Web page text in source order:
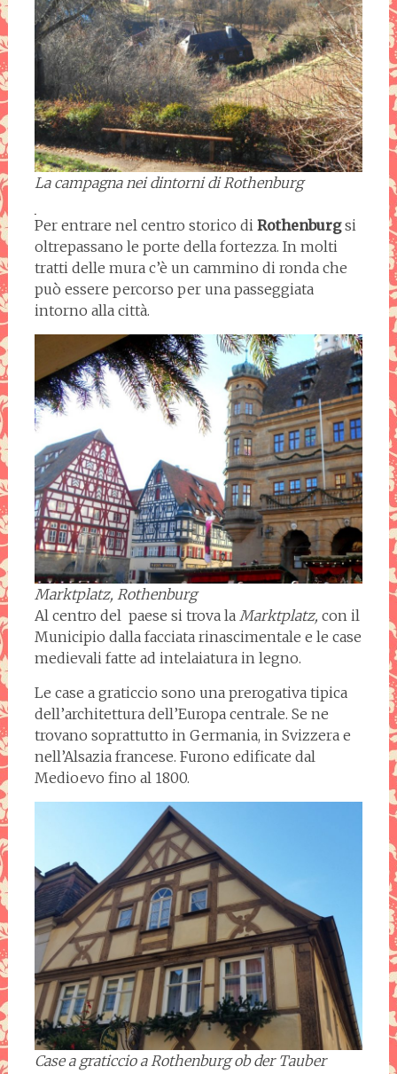
La campagna nei dintorni di Rothenburg
Per entrare nel centro storico di Rothenburgsi
oltrepassano le porte della fortezza. In molti
tratti delle mura c’è un cammino di ronda che
può essere percorso per una passeggiata
intorno alla città.
Marktplatz, Rothenburg
Al centro del paese si trova la Marktplatz, con il
Municipio dalla facciata rinascimentale e le case
medievali fatte ad intelaiatura in legno.
Le case a graticcio sono una prerogativa tipica
dell’architettura dell’Europa centrale. Se ne
trovano soprattutto in Germania, in Svizzera e
nell’Alsazia francese. Furono edificate dal
Medioevo fino al 1800.
Case a graticcio a Rothenburg ob der Tauber